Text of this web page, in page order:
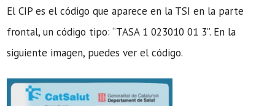
El CIP es el código que aparece en la TSI en la parte
frontal, un código tipo: “TASA 1 023010 01 3”. En la
siguiente imagen, puedes ver el código.